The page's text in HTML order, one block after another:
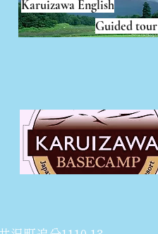
Karuizawa English
Guided tour